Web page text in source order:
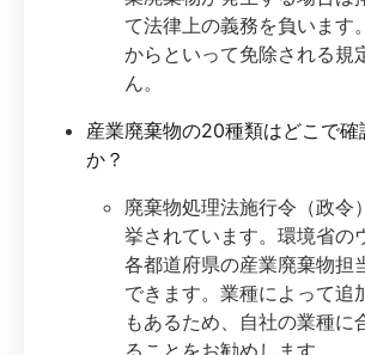
て法律上の義務を負います
からといって免除される規
ん。
産業廃棄物の20種類はどこで確
か？
廃棄物処理法施行令（政令
挙されています。環境省の
各都道府県の産業廃棄物担
できます。業種によって追
もあるため、自社の業種に
ることをお勧めします。